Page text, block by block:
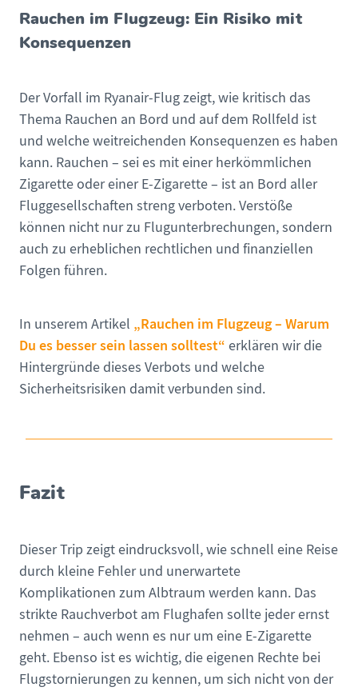
Rauchen im Flugzeug: Ein Risiko mit
Konsequenzen
Der Vorfall im Ryanair-Flug zeigt, wie kritisch das
Thema Rauchen an Bord und auf dem Rollfeld ist
und welche weitreichenden Konsequenzen es haben
kann. Rauchen – sei es mit einer herkömmlichen
Zigarette oder einer E-Zigarette – ist an Bord aller
Fluggesellschaften streng verboten. Verstöße
können nicht nur zu Flugunterbrechungen, sondern
auch zu erheblichen rechtlichen und finanziellen
Folgen führen.
In unserem Artikel „Rauchen im Flugzeug – Warum
Du es besser sein lassen solltest“ erklären wir die
Hintergründe dieses Verbots und welche
Sicherheitsrisiken damit verbunden sind.
Fazit
Dieser Trip zeigt eindrucksvoll, wie schnell eine Reise
durch kleine Fehler und unerwartete
Komplikationen zum Albtraum werden kann. Das
strikte Rauchverbot am Flughafen sollte jeder ernst
nehmen – auch wenn es nur um eine E-Zigarette
geht. Ebenso ist es wichtig, die eigenen Rechte bei
Flugstornierungen zu kennen, um sich nicht von der